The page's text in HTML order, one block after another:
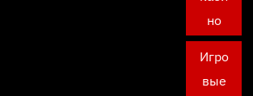
но
Игро
вые